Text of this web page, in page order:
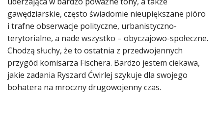
gawędziarskie, często świadomie nieupiększane pióro
i trafne obserwacje polityczne, urbanistyczno-
terytorialne, a nade wszystko – obyczajowo-społeczne.
Chodzą słuchy, że to ostatnia z przedwojennych
przygód komisarza Fischera. Bardzo jestem ciekawa,
jakie zadania Ryszard Ćwirlej szykuje dla swojego
bohatera na mroczny drugowojenny czas.